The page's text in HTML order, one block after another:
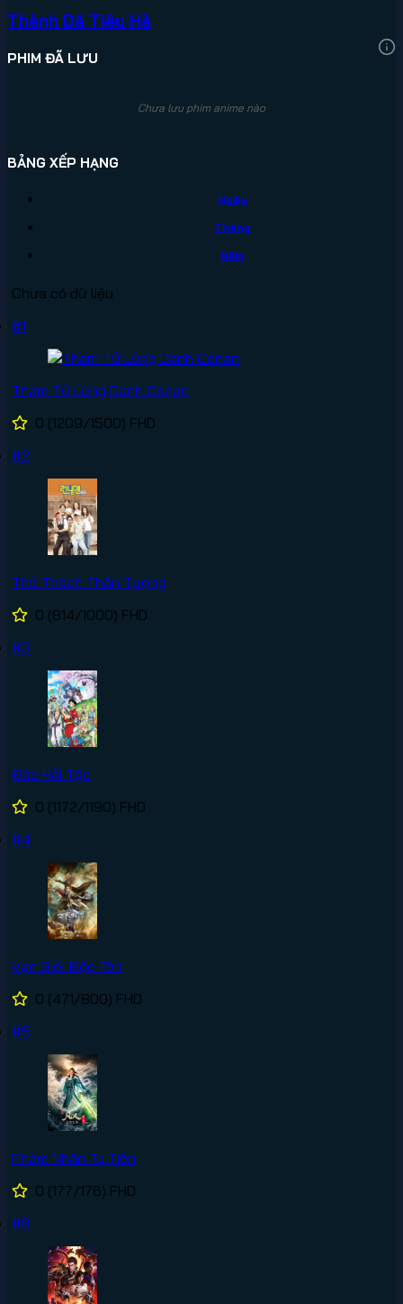
Thành Dã Tiêu Hà
PHIM ĐÃ LƯU
Chưa lưu phim anime nào
BẢNG XẾP HẠNG
Ngày
Tháng
Năm
Chưa có dữ liệu
#1
Thám Tử Lừng Danh Conan
0 (1209/1500) FHD
#2
Thử Thách Thần Tượng
0 (814/1000) FHD
#3
Đảo Hải Tặc
0 (1172/1190) FHD
#4
Vạn Giới Độc Tôn
0 (471/800) FHD
#5
Phàm Nhân Tu Tiên
0 (177/176) FHD
#6